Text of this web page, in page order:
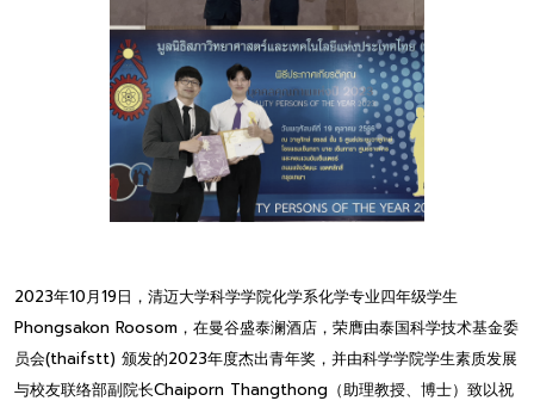
2023年10月19日，清迈大学科学学院化学系化学专业四年级学生
Phongsakon Roosom，在曼谷盛泰澜酒店，荣膺由泰国科学技术基金委
员会(thaifstt) 颁发的2023年度杰出青年奖，并由科学学院学生素质发展
与校友联络部副院长Chaiporn Thangthong（助理教授、博士）致以祝